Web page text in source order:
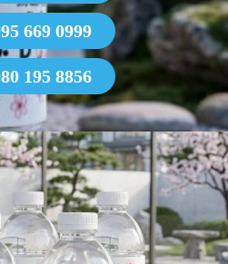
669 0999
195 8856